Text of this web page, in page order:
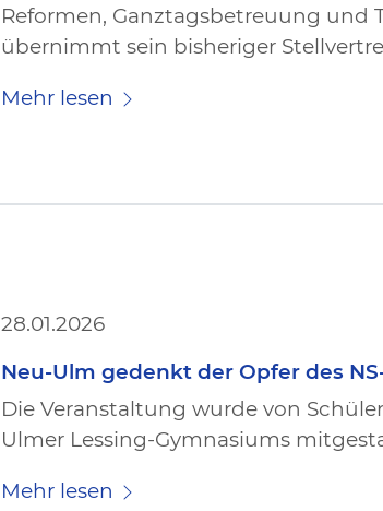
Reformen, Ganztagsbetreuung und
übernimmt sein bisheriger
Mehr lesen
28.01.2026
Neu-Ulm gedenkt der Opfer des
Die Veranstaltung wurde von
Ulmer Lessing-Gymnasiums
Mehr lesen